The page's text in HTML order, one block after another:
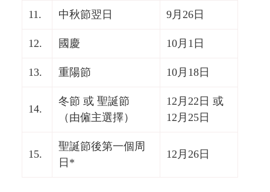
11. 中秋節翌日 9月26日
12. 國慶 10月1日
13. 重陽節 10月18日
14.
冬節 或 聖誕節
（由僱主選擇）
12月22日 或
12月25日
15.
聖誕節後第一個周
日*
12月26日